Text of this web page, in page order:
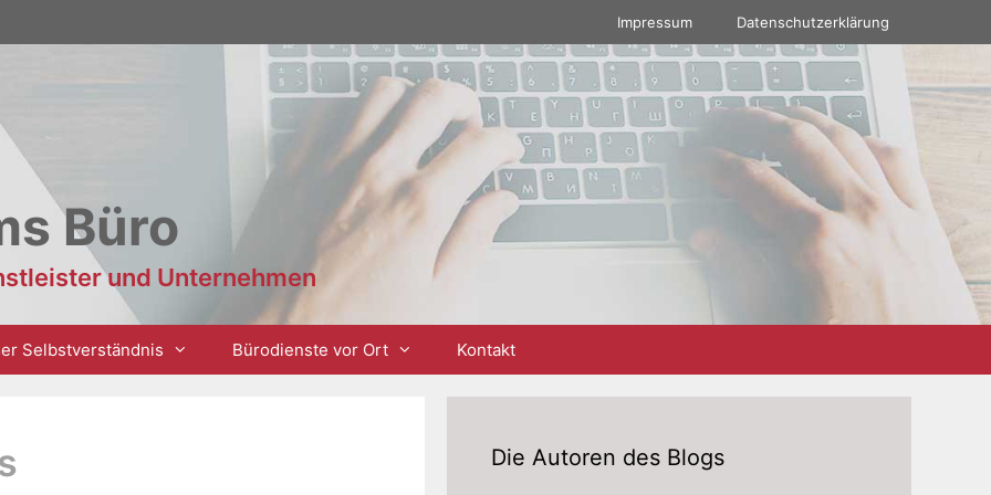
Impressum Datenschutzerklärung
Büro
und Unternehmen
Selbstverständnis Bürodienste vor Ort Kontakt
Die Autoren des Blogs